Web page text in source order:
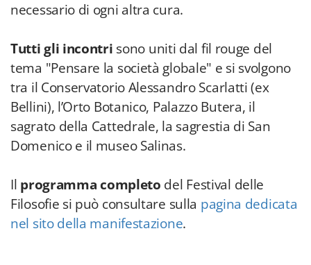
necessario di ogni altra cura.
Tutti gli incontri sono uniti dal fil rouge del
tema "Pensare la società globale" e si svolgono
tra il Conservatorio Alessandro Scarlatti (ex
Bellini), l’Orto Botanico, Palazzo Butera, il
sagrato della Cattedrale, la sagrestia di San
Domenico e il museo Salinas.
Il programma completo del Festival delle
Filosofie si può consultare sulla pagina dedicata
nel sito della manifestazione.